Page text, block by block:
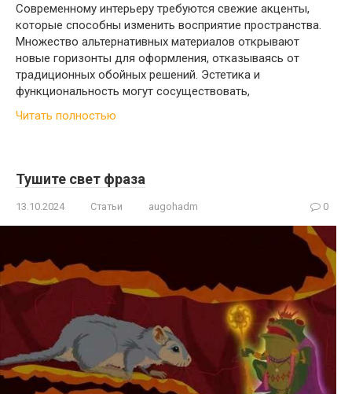
Современному интерьеру требуются свежие акценты,
которые способны изменить восприятие пространства.
Множество альтернативных материалов открывают
новые горизонты для оформления, отказываясь от
традиционных обойных решений. Эстетика и
функциональность могут сосуществовать,
Читать полностью
Тушите свет фраза
13.10.2024 Статьи augohadm 0